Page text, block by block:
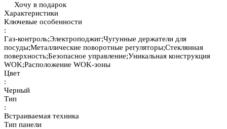
Хочу в подарок
Характеристики
Ключевые особенности
:
Газ-контроль;Электроподжиг;Чугунные держатели для
посуды;Металлические поворотные регуляторы;Стеклянная
поверхность;Безопасное управление;Уникальная конструкция
WOK;Расположение WOK-зоны
Цвет
:
Черный
Тип
:
Встраиваемая техника
Тип панели